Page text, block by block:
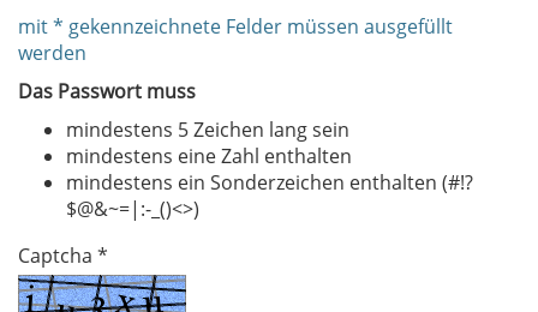
mit * gekennzeichnete Felder müssen ausgefüllt
werden
Das Passwort muss
mindestens 5 Zeichen lang sein
mindestens eine Zahl enthalten
mindestens ein Sonderzeichen enthalten (#!?
$@&~=|:-_()<>)
Captcha *